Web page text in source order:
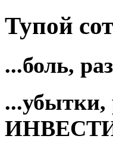
Тупой
...боль,
...убытки,